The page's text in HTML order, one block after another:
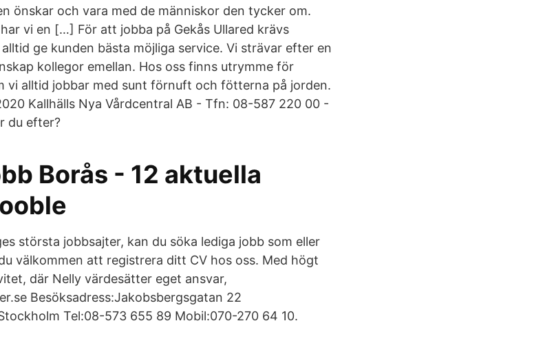
önskar och vara med de människor den tycker om.
vi en […] För att jobba på Gekås Ullared krävs
ge kunden bästa möjliga service. Vi strävar efter en
kollegor emellan. Hos oss finns utrymme för
vi alltid jobbar med sunt förnuft och fötterna på jorden.
Kallhälls Nya Vårdcentral AB - Tfn: 08-587 220 00 -
du efter?
Borås - 12 aktuella
största jobbsajter, kan du söka lediga jobb som eller
välkommen att registrera ditt CV hos oss. Med högt
där Nelly värdesätter eget ansvar,
Besöksadress:Jakobsbergsgatan 22
Tel:08-573 655 89 Mobil:070-270 64 10.